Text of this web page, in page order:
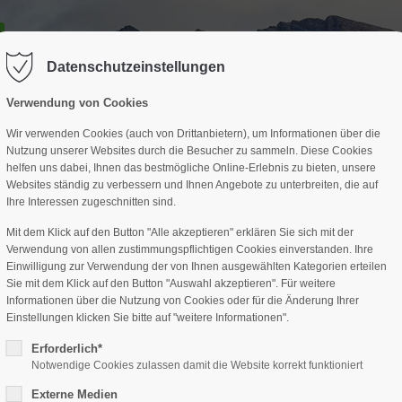
"offcanvas-col2" existiert leider
Der Eintrag "offcanvas-col3"
nicht.
Datenschutzeinstellungen
Verwendung von Cookies
Wir verwenden Cookies (auch von Drittanbietern), um Informationen über die
Nutzung unserer Websites durch die Besucher zu sammeln. Diese Cookies
helfen uns dabei, Ihnen das bestmögliche Online-Erlebnis zu bieten, unsere
Websites ständig zu verbessern und Ihnen Angebote zu unterbreiten, die auf
Ihre Interessen zugeschnitten sind.
Mit dem Klick auf den Button "Alle akzeptieren" erklären Sie sich mit der
Verwendung von allen zustimmungspflichtigen Cookies einverstanden. Ihre
Einwilligung zur Verwendung der von Ihnen ausgewählten Kategorien erteilen
Sie mit dem Klick auf den Button "Auswahl akzeptieren". Für weitere
Informationen über die Nutzung von Cookies oder für die Änderung Ihrer
Einstellungen klicken Sie bitte auf "weitere Informationen".
Erforderlich*
Notwendige Cookies zulassen damit die Website korrekt funktioniert
Externe Medien